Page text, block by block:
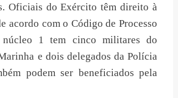
Oficiais do Exército têm direito à
acordo com o Código de Processo
núcleo 1 tem cinco militares do
e dois delegados da Polícia
podem ser beneficiados pela